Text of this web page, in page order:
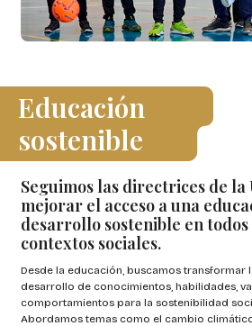
Educación
sostenible
Seguimos las directrices de la
mejorar el acceso a una
desarrollo sostenible en todos
contextos sociales.
Desde la educación, buscamos transformar
desarrollo de conocimientos, habilidades,
comportamientos para la sostenibilidad
Abordamos temas como el cambio